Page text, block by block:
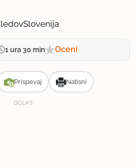
Slovenija
1 ura 30 min Oceni
Prispevaj Natisni
OGLAS